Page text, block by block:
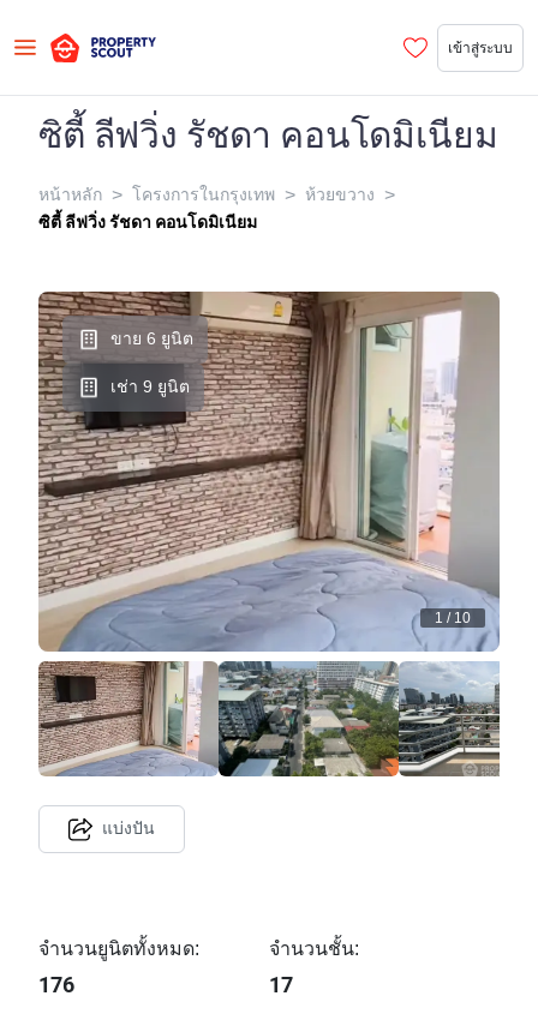
เข้าสู่ระบบ
ซิตี้ ลีฟวิ่ง รัชดา คอนโดมิเนียม
หน้าหลัก > โครงการในกรุงเทพ > ห้วยขวาง >
ซิตี้ ลีฟวิ่ง รัชดา คอนโดมิเนียม
ขาย 6 ยูนิต
เช่า 9 ยูนิต
1 / 10
แบ่งปัน
จำนวนยูนิตทั้งหมด:
176
จำนวนชั้น:
17